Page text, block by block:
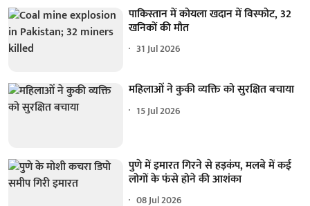
पाकिस्तान में कोयला खदान में विस्फोट, 32
खनिकों की मौत
31 Jul 2026
महिलाओं ने कुकी व्यक्ति को सुरक्षित बचाया
15 Jul 2026
पुणे में इमारत गिरने से हड़कंप, मलबे में कई
लोगों के फंसे होने की आशंका
08 Jul 2026